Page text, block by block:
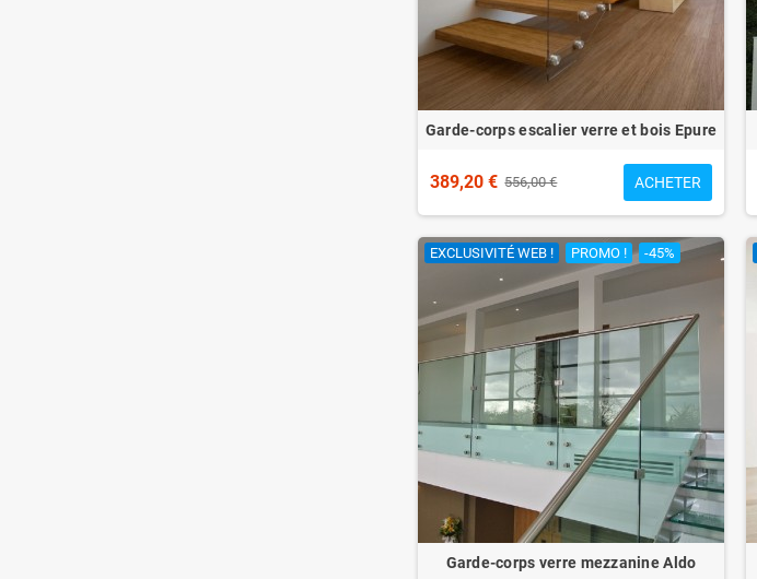
Garde-corps escalier verre et bois Epure
389,20 € 556,00 € ACHETER
EXCLUSIVITÉ WEB ! PROMO ! -45%
Garde-corps verre mezzanine Aldo